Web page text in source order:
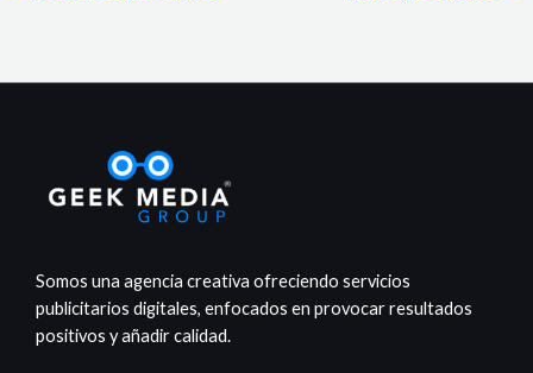
Somos una agencia creativa ofreciendo servicios
publicitarios digitales, enfocados en provocar resultados
positivos y añadir calidad.